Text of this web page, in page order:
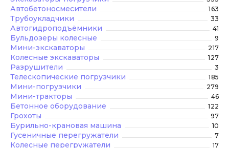
Автобетоносмесители 163
Трубоукладчики 33
Автогидроподъёмники 41
Бульдозеры колесные 9
Мини-экскаваторы 217
Колесные экскаваторы 127
Разрушители 3
Телескопические погрузчики 185
Мини-погрузчики 279
Мини-тракторы 46
Бетонное оборудование 122
Грохоты 97
Бурильно-крановая машина 10
Гусеничные перегружатели 7
Колесные перегружатели 17